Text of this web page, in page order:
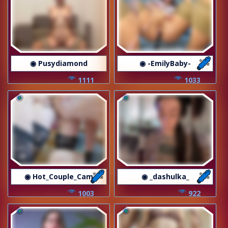
◉ Pusydiamond
1111
◉ -EmilyBaby-
1033
◉ Hot_Couple_Cam
1003
◉ _dashulka_
922